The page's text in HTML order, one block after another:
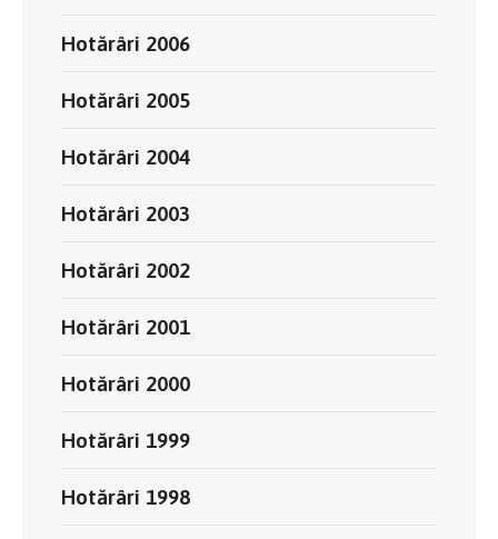
Hotărâri 2006
Hotărâri 2005
Hotărâri 2004
Hotărâri 2003
Hotărâri 2002
Hotărâri 2001
Hotărâri 2000
Hotărâri 1999
Hotărâri 1998